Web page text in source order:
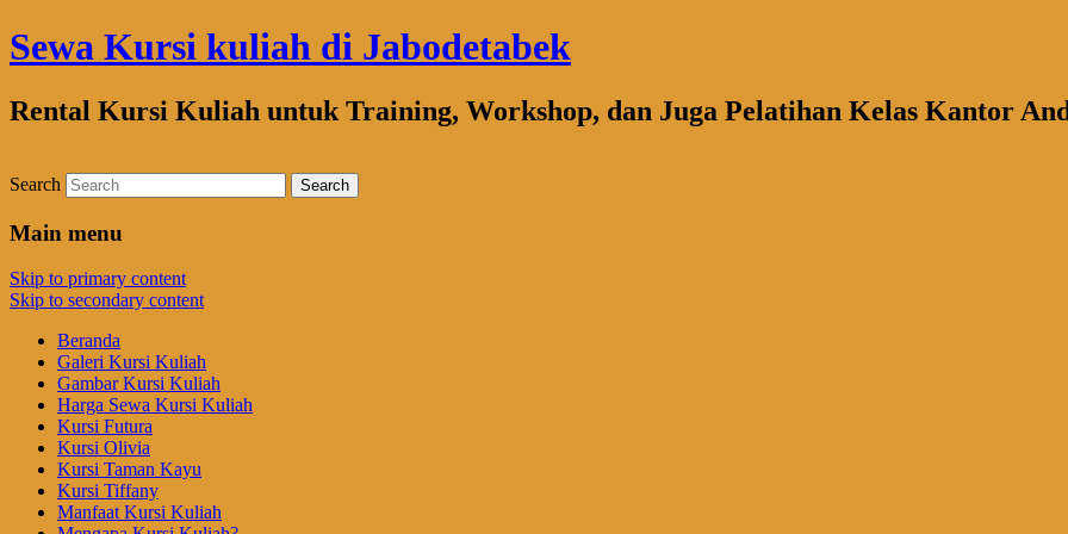
Sewa Kursi kuliah di Jabodetabek
Rental Kursi Kuliah untuk Training, Workshop, dan Juga Pelatihan Kelas Kantor
Search
Main menu
Skip to primary content
Skip to secondary content
Beranda
Galeri Kursi Kuliah
Gambar Kursi Kuliah
Harga Sewa Kursi Kuliah
Kursi Futura
Kursi Olivia
Kursi Taman Kayu
Kursi Tiffany
Manfaat Kursi Kuliah